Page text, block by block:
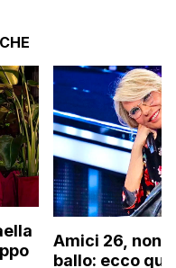
Amici 26, non
ballo: ecco